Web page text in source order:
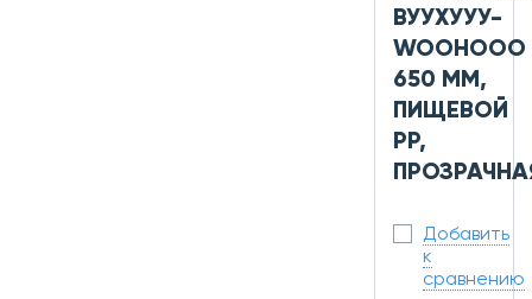
ВУУХУУУ-
WOOHOOO
650 ММ,
ПИЩЕВОЙ
PP,
Добавить
к
сравнению